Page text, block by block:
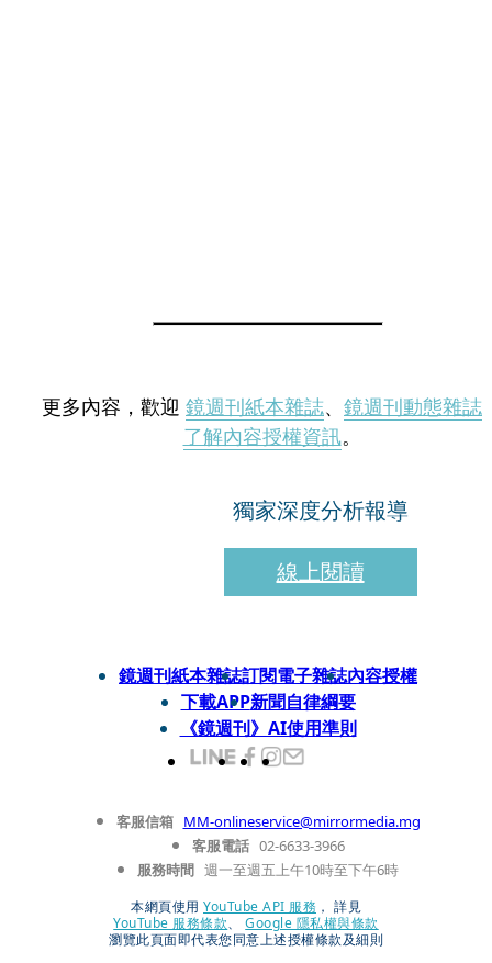
更多內容，歡迎 鏡週刊紙本雜誌、 鏡週刊動態雜誌
了解內容授權資訊。
獨家深度分析報導
線上閱讀
鏡週刊紙本雜誌訂閱電子雜誌內容授權
下載APP新聞自律綱要
《鏡週刊》AI使用準則
客服信箱 MM-onlineservice@mirrormedia.mg
客服電話 02-6633-3966
服務時間 週一至週五上午10時至下午6時
本網頁使用 YouTube API 服務 ， 詳見
YouTube 服務條款、
Google 隱私權與條款
瀏覽此頁面即代表您同意上述授權條款及細則